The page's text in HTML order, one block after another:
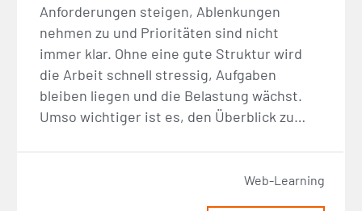
Anforderungen steigen, Ablenkungen
nehmen zu und Prioritäten sind nicht
immer klar. Ohne eine gute Struktur wird
die Arbeit schnell stressig, Aufgaben
bleiben liegen und die Belastung wächst.
Umso wichtiger ist es, den Überblick zu…
Web-Learning